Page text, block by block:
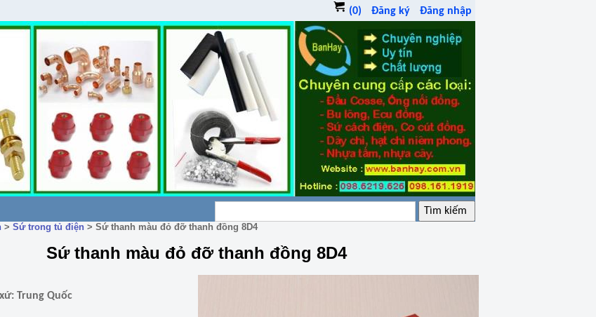
(0) Đăng ký Đăng nhập
> Sứ trong tủ điện > Sứ thanh màu đỏ đỡ thanh đồng 8D4
Sứ thanh màu đỏ đỡ thanh đồng 8D4
Trung Quốc